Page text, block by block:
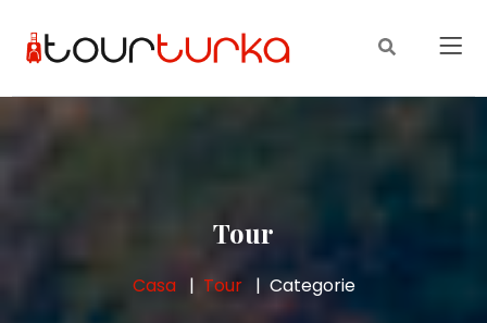
Tour
Casa Tour Categorie